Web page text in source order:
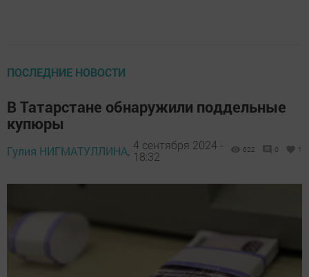
ПОСЛЕДНИЕ НОВОСТИ
В Татарстане обнаружили поддельные
купюры
Гулия НИГМАТУЛЛИНА, 4 сентября 2024 -
18:32
622 0 1